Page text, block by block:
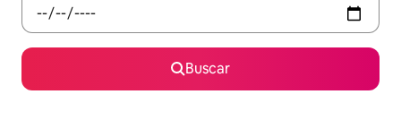
Buscar